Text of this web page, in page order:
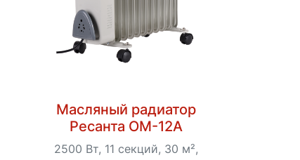
Масляный радиатор
Ресанта ОМ-12А
2500 Вт, 11 секций, 30 м²,